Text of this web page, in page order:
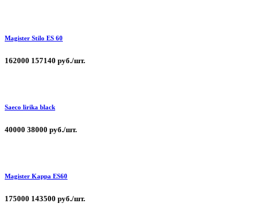
Magister Stilo ES 60
162000 157140 руб./шт.
Saeco lirika black
40000 38000 руб./шт.
Magister Kappa ЕS60
175000 143500 руб./шт.